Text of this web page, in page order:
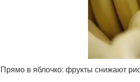
Прямо в яблочко: фрукты снижают